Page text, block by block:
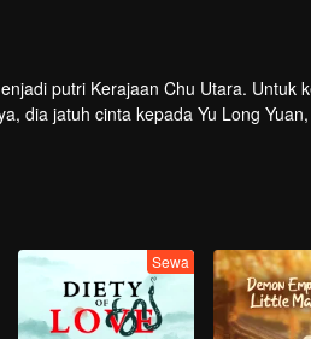
putri Kerajaan Chu Utara. Untuk
dia jatuh cinta kepada Yu Long
Sewa